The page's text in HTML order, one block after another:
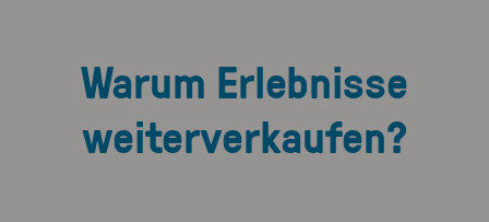
Warum Erlebnisse
weiterverkaufen?